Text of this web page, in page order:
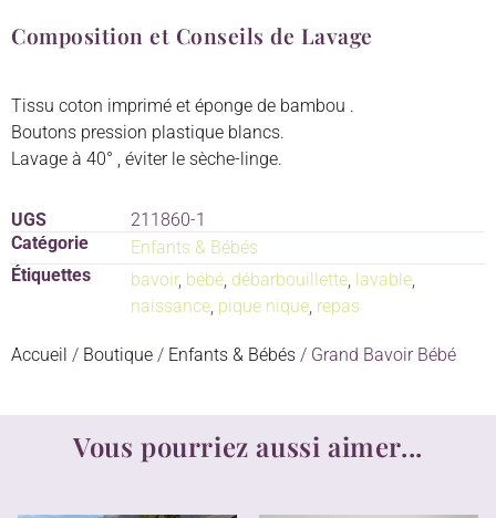
Composition et Conseils de Lavage
Tissu coton imprimé et éponge de bambou .
Boutons pression plastique blancs.
Lavage à 40° , éviter le sèche-linge.
UGS
211860-1
Catégorie
Enfants & Bébés
Étiquettes
bavoir, bébé débarbouillette lavable
naissance pique nique repas
Accueil / Boutique / Enfants & Bébés / Grand Bavoir Bébé
Vous pourriez aussi aimer...